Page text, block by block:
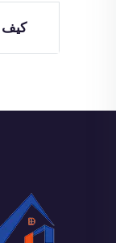
كيف